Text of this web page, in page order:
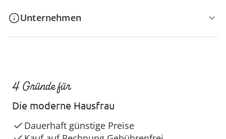
Unternehmen
4 Gründe für
Die moderne Hausfrau
Dauerhaft günstige Preise